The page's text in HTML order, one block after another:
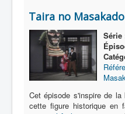
Objet
Lieu
Épisode
Référence
Fanservice
Taira no
Série
Cet épisode s'inspire de la
cette figure historique en